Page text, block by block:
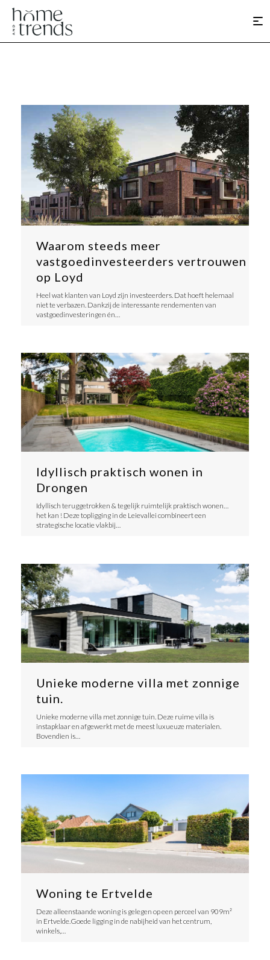
Waarom steeds meer
vastgoedinvesteerders vertrouwen
op Loyd
Heel wat klanten van Loyd zijn investeerders. Dat hoeft helemaal
niet te verbazen. Dankzij de interessante rendementen van
vastgoedinvesteringen én…
Idyllisch praktisch wonen in
Drongen
Idyllisch teruggetrokken & tegelijk ruimtelijk praktisch wonen…
het kan ! Deze topligging in de Leievallei combineert een
strategische locatie vlakbij…
Unieke moderne villa met zonnige
tuin.
Unieke moderne villa met zonnige tuin. Deze ruime villa is
instapklaar en afgewerkt met de meest luxueuze materialen.
Bovendien is…
Woning te Ertvelde
Deze alleenstaande woning is gelegen op een perceel van 909m²
in Ertvelde.Goede ligging in de nabijheid van het centrum,
winkels,…